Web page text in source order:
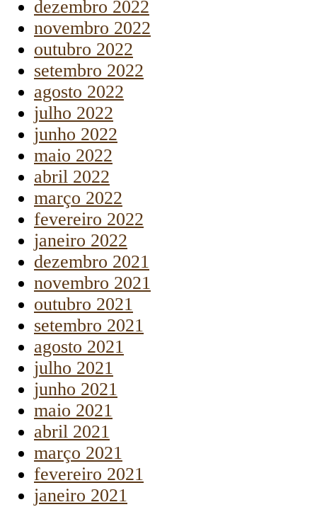
dezembro 2022
novembro 2022
outubro 2022
setembro 2022
agosto 2022
julho 2022
junho 2022
maio 2022
abril 2022
março 2022
fevereiro 2022
janeiro 2022
dezembro 2021
novembro 2021
outubro 2021
setembro 2021
agosto 2021
julho 2021
junho 2021
maio 2021
abril 2021
março 2021
fevereiro 2021
janeiro 2021